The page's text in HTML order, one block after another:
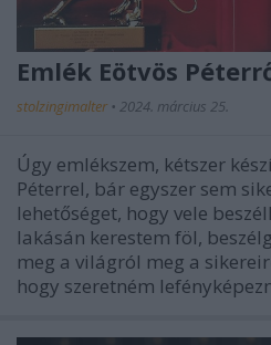
Emlék Eötvös
stolzingimalter • 2024. március 25.
Úgy emlékszem, kétszer
Péterrel, bár egyszer sem
lehetőséget, hogy vele
lakásán kerestem föl,
meg a világról meg a
hogy szeretném